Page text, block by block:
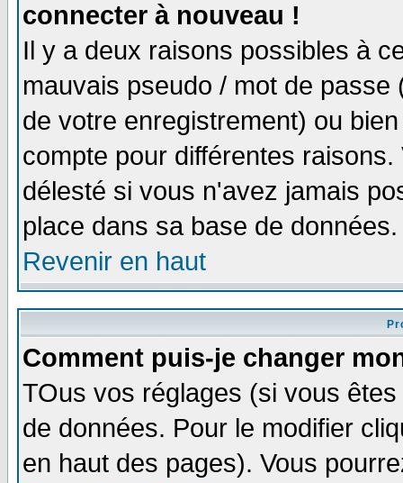
connecter à nouveau !
Il y a deux raisons possibles à
mauvais pseudo / mot de
de votre enregistrement) ou
compte pour différentes
délesté si vous n'avez jamais
place dans sa base de
Revenir en haut
Comment puis-je changer
TOus vos réglages (si vous
de données. Pour le modifier
en haut des pages). Vous